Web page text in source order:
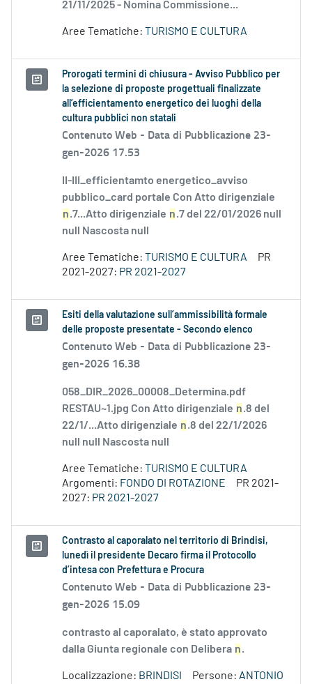
21/11/2025 - Nomina Commissione...
Aree Tematiche: TURISMO E CULTURA
Prorogati termini di chiusura - Avviso Pubblico per
la selezione di proposte progettuali finalizzate
all’efficientamento energetico dei luoghi della
cultura pubblici non statali
Contenuto Web - Data di Pubblicazione 23-
gen-2026 17.53
II-III_efficientamto energetico_avviso
pubblico_card portale Con Atto dirigenziale
n.7...Atto dirigenziale n.7 del 22/01/2026 null
null Nascosta null
Aree Tematiche: TURISMO E CULTURA
PR
2021-2027: PR 2021-2027
Esiti della valutazione sull’ammissibilità formale
delle proposte presentate - Secondo elenco
Contenuto Web - Data di Pubblicazione 23-
gen-2026 16.38
058_DIR_2026_00008_Determina.pdf
RESTAU~1.jpg Con Atto dirigenziale n.8 del
22/1/...Atto dirigenziale n.8 del 22/1/2026
null null Nascosta null
Aree Tematiche: TURISMO E CULTURA
Argomenti: FONDO DI ROTAZIONE
PR 2021-
2027: PR 2021-2027
Contrasto al caporalato nel territorio di Brindisi,
lunedì il presidente Decaro firma il Protocollo
d’intesa con Prefettura e Procura
Contenuto Web - Data di Pubblicazione 23-
gen-2026 15.09
contrasto al caporalato, è stato approvato
dalla Giunta regionale con Delibera n.
Localizzazione: BRINDISI Persone: ANTONIO